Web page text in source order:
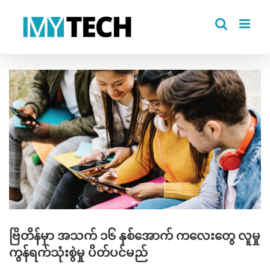
View
Larger
Image
ဗြိတိန်မှာ အသက် ၁၆ နှစ်အောက် ကလေးတွေ လူမှု
ကွန်ရက်သုံးစွဲမှု ပိတ်ပင်မည်